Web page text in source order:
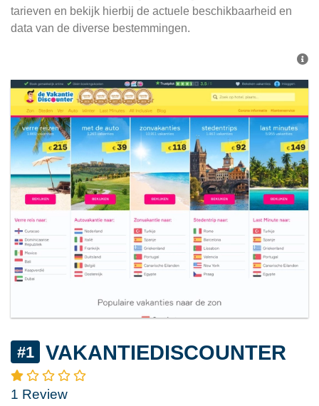
tarieven en bekijk hierbij de actuele beschikbaarheid en
data van de diverse bestemmingen.
#1 VAKANTIEDISCOUNTER
1 Review